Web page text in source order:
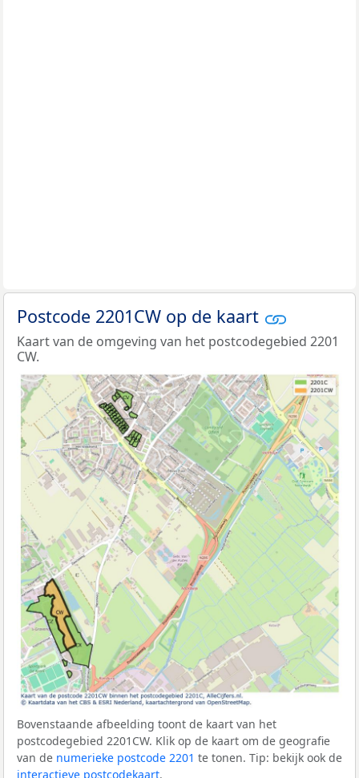
Postcode 2201CW op de kaart
Kaart van de omgeving van het postcodegebied 2201
CW.
Bovenstaande afbeelding toont de kaart van het
postcodegebied 2201CW. Klik op de kaart om de geografie
van de numerieke postcode 2201 te tonen. Tip: bekijk ook de
interactieve postcodekaart.